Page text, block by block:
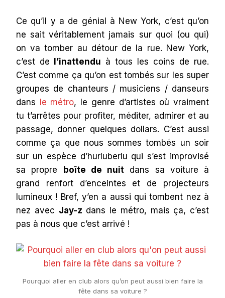
Ce qu’il y a de génial à New York, c’est qu’on
ne sait véritablement jamais sur quoi (ou qui)
on va tomber au détour de la rue. New York,
c’est de l’inattendu à tous les coins de rue.
C’est comme ça qu’on est tombés sur les super
groupes de chanteurs / musiciens / danseurs
dans le métro, le genre d’artistes où vraiment
tu t’arrêtes pour profiter, méditer, admirer et au
passage, donner quelques dollars. C’est aussi
comme ça que nous sommes tombés un soir
sur un espèce d’hurluberlu qui s’est improvisé
sa propre boîte de nuit dans sa voiture à
grand renfort d’enceintes et de projecteurs
lumineux ! Bref, y’en a aussi qui tombent nez à
nez avec Jay-z dans le métro, mais ça, c’est
pas à nous que c’est arrivé !
Pourquoi aller en club alors qu’on peut aussi bien faire la
fête dans sa voiture ?